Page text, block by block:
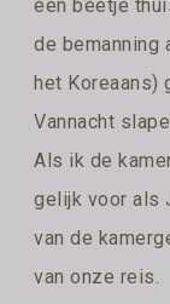
een beetje
de bemanning
het Koreaans)
Vannacht
Als ik de
gelijk voor als
van de
van onze reis.